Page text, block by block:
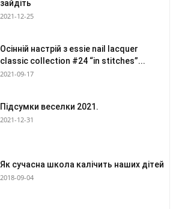
зайдіть
2021-12-25
Осінній настрій з essie nail lacquer
classic collection #24 “in stitches”...
2021-09-17
Підсумки веселки 2021.
2021-12-31
Як сучасна школа калічить наших дітей
2018-09-04